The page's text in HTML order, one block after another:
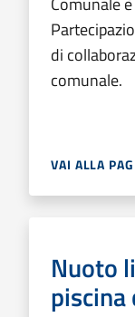
di
comunale.
VAI ALLA
Nuoto
piscina